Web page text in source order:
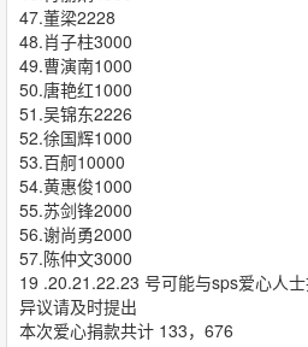
47.董梁2228
48.肖子柱3000
49.曹演南1000
50.唐艳红1000
51.吴锦东2226
52.徐国辉1000
53.百舸10000
54.黄惠俊1000
55.苏剑锋2000
56.谢尚勇2000
57.陈仲文3000
19 .20.21.22.23 号可能与sps爱心人
异议请及时提出
本次爱心捐款共计 133，676